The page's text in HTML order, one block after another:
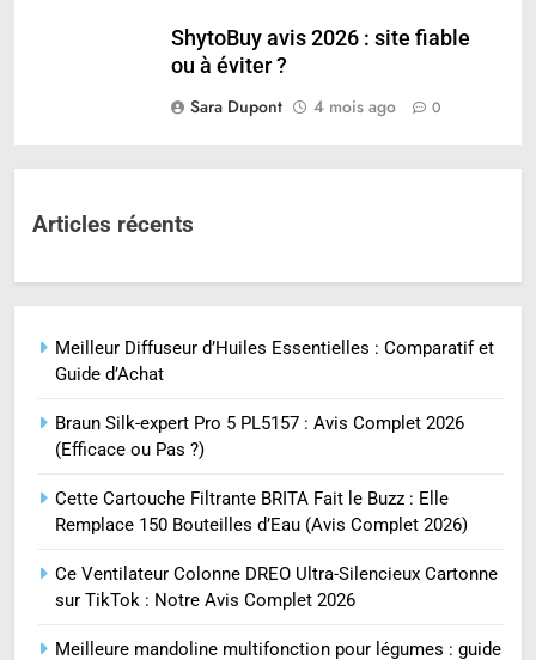
ShytoBuy avis 2026 : site fiable
ou à éviter ?
Sara Dupont
4 mois ago 0
Articles récents
Meilleur Diffuseur d’Huiles Essentielles : Comparatif et
Guide d’Achat
Braun Silk-expert Pro 5 PL5157 : Avis Complet 2026
(Efficace ou Pas ?)
Cette Cartouche Filtrante BRITA Fait le Buzz : Elle
Remplace 150 Bouteilles d’Eau (Avis Complet 2026)
Ce Ventilateur Colonne DREO Ultra-Silencieux Cartonne
sur TikTok : Notre Avis Complet 2026
Meilleure mandoline multifonction pour légumes : guide